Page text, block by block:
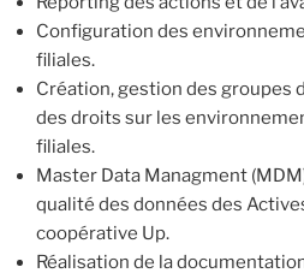
Configuration des
filiales.
Création, gestion des groupes
des droits sur les
filiales.
Master Data Managment
qualité des données des
coopérative Up.
Réalisation de la